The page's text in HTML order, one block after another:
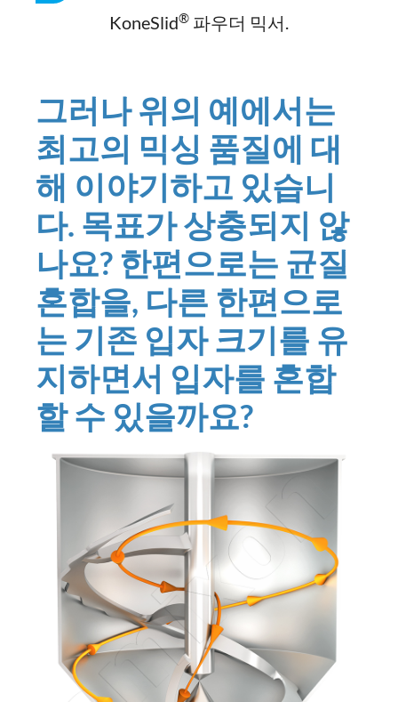
KoneSlid® 파우더 믹서.
그러나 위의 예에서는
최고의 믹싱 품질에 대
해 이야기하고 있습니
다. 목표가 상충되지 않
나요? 한편으로는 균질
혼합을, 다른 한편으로
는 기존 입자 크기를 유
지하면서 입자를 혼합
할 수 있을까요?